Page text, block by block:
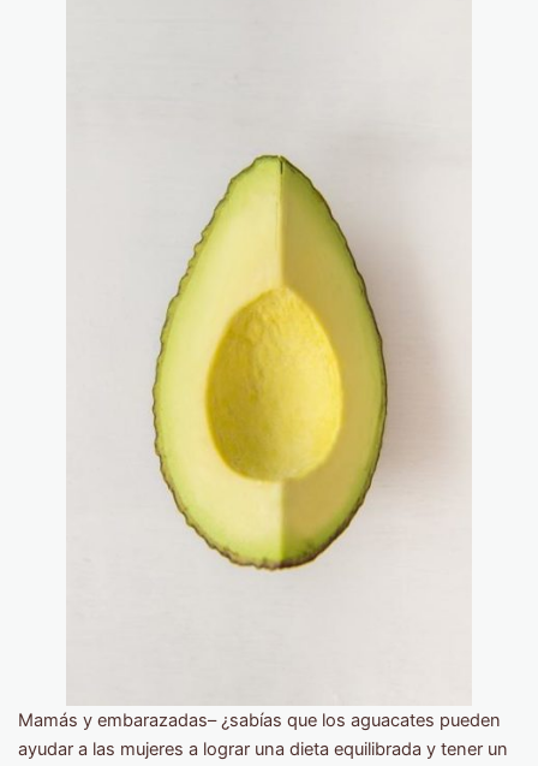
Mamás y embarazadas– ¿sabías que los aguacates pueden
ayudar a las mujeres a lograr una dieta equilibrada y tener un